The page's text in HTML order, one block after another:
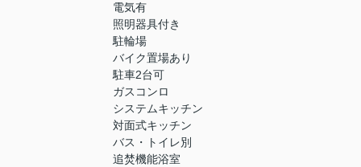
電気有
照明器具付き
駐輪場
バイク置場あり
駐車2台可
ガスコンロ
システムキッチン
対面式キッチン
バス・トイレ別
追焚機能浴室